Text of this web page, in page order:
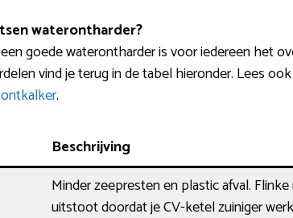
waterontharder?
goede waterontharder is voor iedereen het
vind je terug in de tabel hieronder. Lees
.
Beschrijving
Minder zeepresten en plastic afval.
uitstoot doordat je CV-ketel zuiniger